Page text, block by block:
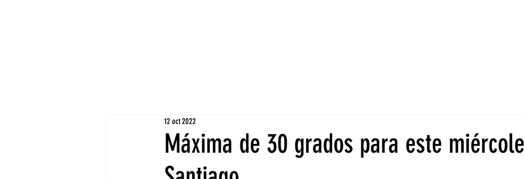
Máxima de 30 grados para este
12 oct 2022